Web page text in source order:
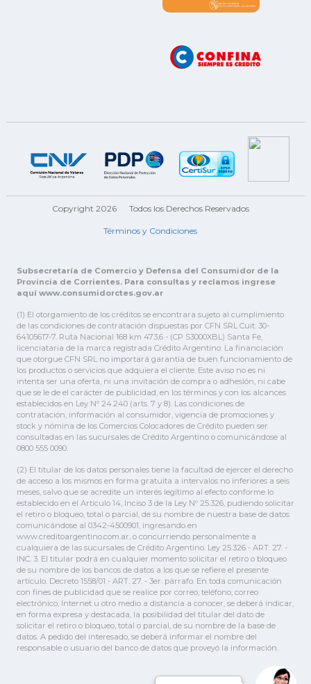
Copyright 2026 Todos los Derechos Reservados
Términos y Condiciones
Subsecretaría de Comercio y Defensa del Consumidor de la
Provincia de Corrientes. Para consultas y reclamos ingrese
aquí www.consumidorctes.gov.ar
(1) El otorgamiento de los créditos se encontrara sujeto al cumplimiento
de las condiciones de contratación dispuestas por CFN SRL Cuit: 30-
64105617-7. Ruta Nacional 168 km 473,6 - (CP S3000XBL) Santa Fe,
licenciataria de la marca registrada Crédito Argentino. La financiación
que otorgue CFN SRL no importará garantía de buen funcionamiento de
los productos o servicios que adquiera el cliente. Este aviso no es ni
intenta ser una oferta, ni una invitación de compra o adhesión, ni cabe
que se le de el carácter de publicidad, en los términos y con los alcances
establecidos en Ley Nº 24.240 (arts. 7 y 8). Las condiciones de
contratación, información al consumidor, vigencia de promociones y
stock y nómina de los Comercios Colocadores de Crédito pueden ser
consultadas en las sucursales de Crédito Argentino o comunicándose al
0800 555 0090.
(2) El titular de los datos personales tiene la facultad de ejercer el derecho
de acceso a los mismos en forma gratuita a intervalos no inferiores a seis
meses, salvo que se acredite un interés legítimo al efecto conforme lo
establecido en el Artículo 14, Inciso 3 de la Ley Nº 25.326, pudiendo solicitar
el retiro o bloqueo, total o parcial, de su nombre de nuestra base de datos
comunicándose al 0342-4500901, ingresando en
www.creditoargentino.com.ar, o concurriendo personalmente a
cualquiera de las sucursales de Crédito Argentino. Ley 25.326 - ART. 27. -
INC. 3. El titular podrá en cualquier momento solicitar el retiro o bloqueo
de su nombre de los bancos de datos a los que se refiere el presente
artículo. Decreto 1558/01 - ART. 27. - 3er. párrafo. En toda comunicación
con fines de publicidad que se realice por correo, teléfono, correo
electrónico, Internet u otro medio a distancia a conocer, se deberá indicar,
en forma expresa y destacada, la posibilidad del titular del dato de
solicitar el retiro o bloqueo, total o parcial, de su nombre de la base de
datos. A pedido del interesado, se deberá informar el nombre del
responsable o usuario del banco de datos que proveyó la información.